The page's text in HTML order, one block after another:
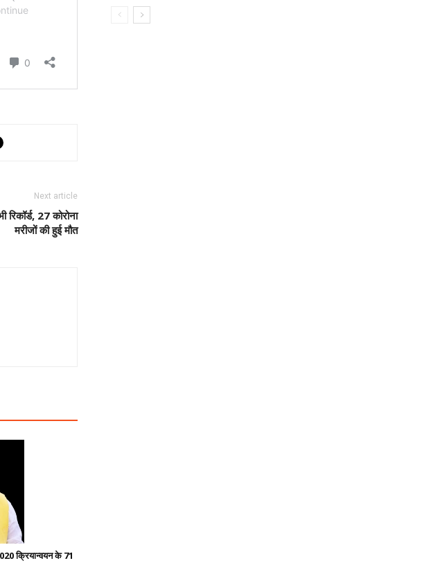
Next article
27 कोरोना
मरीजों की हुई मौत
क्रियान्वयन के 71